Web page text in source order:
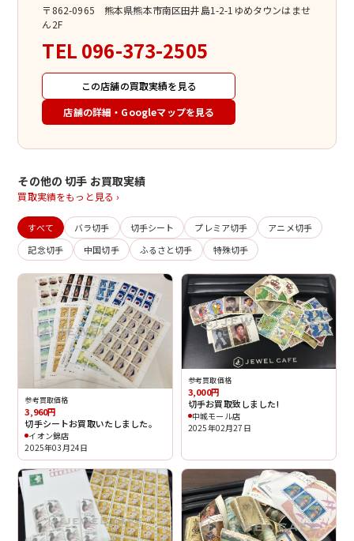
〒862-0965 熊本県熊本市南区田井島1-2-1ゆめタウンはませ
ん2F
TEL 096-373-2505
この店舗の買取実績を見る
店舗の詳細・Googleマップを見る
その他の 切手 お買取実績
買取実績をもっと見る ›
すべて バラ切手 切手シート プレミア切手
アニメ切手
記念切手
中国切手 ふるさと切手 特殊切手
参考買取価格
3,960円
切手シートお買取いたしました。
イオン錦店
2025年03月24日
参考買取価格
3,000円
切手お買取致しました!
中城モール店
2025年02月27日